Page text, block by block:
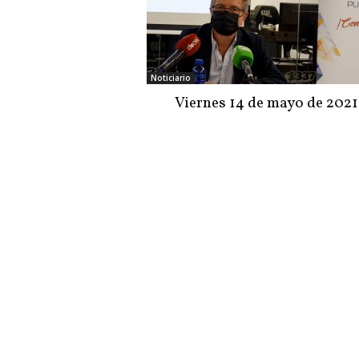
Noticiario
Viernes 14 de mayo de 2021